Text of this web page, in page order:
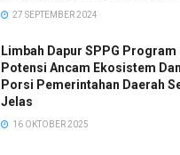
27 SEPTEMBER 2024
Limbah Dapur SPPG Program
Potensi Ancam Ekosistem
Porsi Pemerintahan Daerah
Jelas
16 OKTOBER 2025